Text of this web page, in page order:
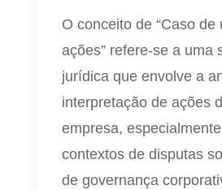
O conceito de “Caso de
ações” refere-se a uma
jurídica que envolve a
interpretação de ações
empresa,
contextos de disputas
de governança